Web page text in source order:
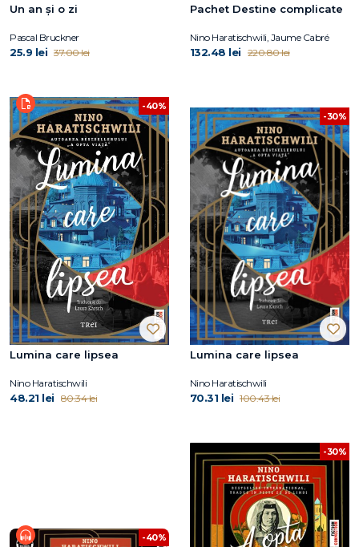
Un an și o zi
Pascal Bruckner
25.9 lei 37.00 lei
Pachet Destine complicate
Nino Haratischwili, Jaume Cabré
132.48 lei 220.80 lei
-40%
Lumina care lipsea
Nino Haratischwili
48.21 lei 80.34 lei
-30%
Lumina care lipsea
Nino Haratischwili
70.31 lei 100.43 lei
-40%
-30%